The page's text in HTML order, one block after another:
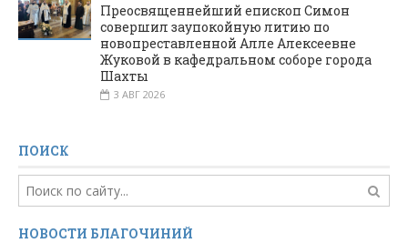
Преосвященнейший епископ Симон
совершил заупокойную литию по
новопреставленной Алле Алексеевне
Жуковой в кафедральном соборе города
Шахты
3 АВГ 2026
ПОИСК
НОВОСТИ БЛАГОЧИНИЙ